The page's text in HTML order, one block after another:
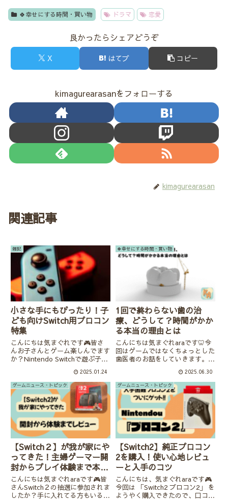
🍀幸せにする時間・買い物 ドラマ 恋愛
良かったらシェアどうぞ
X はてブ コピー
kimagurearasanをフォローする
kimagurearasan
関連記事
雑記
小さな手にもぴったり！子
ども向けSwitch用プロコン
特集
こんにちは気まぐれです🎮皆さ
んお子さんとゲーム楽しんでます
か？Nintendo Switchで遊ぶ子ど
の使いやすさはとても重要なポイ
ントですよね。特に、純正のプロ
コンやJoy-Conが少し大きく感じ
られる場合や...
2025.01.24
🍀幸せにする時間・買い物
1回で終わらない歯の治
療、どうして？時間がかか
る本当の理由とは
こんにちは気まぐれaraです🦷今
回はゲームではなくちょっとした
歯医者のお話をしていきます。
医者に通っていて、そう思ったこ
とはありませんか？実は、歯の治
療は思っているよりも繊細で複雑
で、1回で終わらないのには、
し...
2025.06.30
ゲームニュース・トピック
【Switch２】が我が家にや
ってきた！主婦ゲーマー開
封からプレイ体験まで本音
レビューします🎮
こんにちは気まぐれaraです🎮皆
さんSwitch２の抽選に参加されま
したか？手に入れてる方もいるか
ゲームニュース・トピック
【Switch2】純正プロコン
2を購入！使い心地レビュ
ーと入手のコツ
こんにちは、気まぐれaraです🎮
今回は 「Switch2 プロコン2」 を
ようやく購入できたので、口コミ